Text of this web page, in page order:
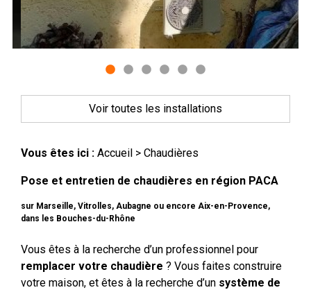
Voir toutes les installations
Vous êtes ici : Accueil> Chaudières
Pose et entretien de chaudières en région PACA
sur Marseille, Vitrolles, Aubagne ou encore Aix-en-Provence,
dans les Bouches-du-Rhône
Vous êtes à la recherche d’un professionnel pour
remplacer votre chaudière ? Vous faites construire
votre maison, et êtes à la recherche d’un système de